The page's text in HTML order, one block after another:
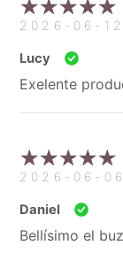
2026-06-12
Lucy
Exelente
2026-06-06
Daniel
Bellísimo el